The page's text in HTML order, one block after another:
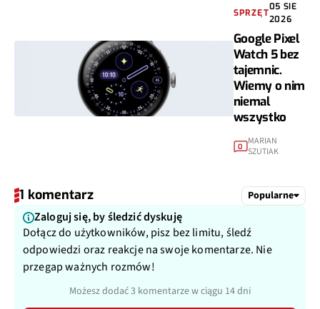
SPRZĘT
05 SIE
2026
Google Pixel
Watch 5 bez
tajemnic.
Wiemy o nim
niemal
wszystko
0
MARIAN
SZUTIAK
1 komentarz Popularne
Zaloguj się, by śledzić dyskuję
Dołącz do użytkowników, pisz bez limitu, śledź
odpowiedzi oraz reakcje na swoje komentarze. Nie
przegap ważnych rozmów!
Możesz dodać 3 komentarze w ciągu 14 dni